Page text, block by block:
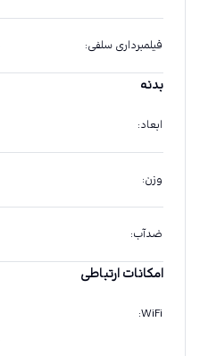
فیلمبرداری سلفی:
بدنه
ابعاد:
وزن:
ضدآب:
امکانات ارتباطی
WiFi
: